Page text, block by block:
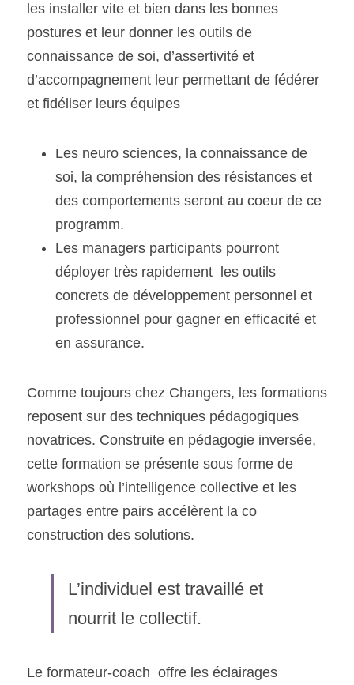
les installer vite et bien dans les bonnes
postures et leur donner les outils de
connaissance de soi, d’assertivité et
d’accompagnement leur permettant de fédérer
et fidéliser leurs équipes
Les neuro sciences, la connaissance de
soi, la compréhension des résistances et
des comportements seront au coeur de ce
programm.
Les managers participants pourront
déployer très rapidement  les outils
concrets de développement personnel et
professionnel pour gagner en efficacité et
en assurance.
Comme toujours chez Changers, les formations
reposent sur des techniques pédagogiques
novatrices. Construite en pédagogie inversée,
cette formation se présente sous forme de
workshops où l’intelligence collective et les
partages entre pairs accélèrent la co
construction des solutions.
L’individuel est travaillé et
nourrit le collectif.
Le formateur-coach  offre les éclairages